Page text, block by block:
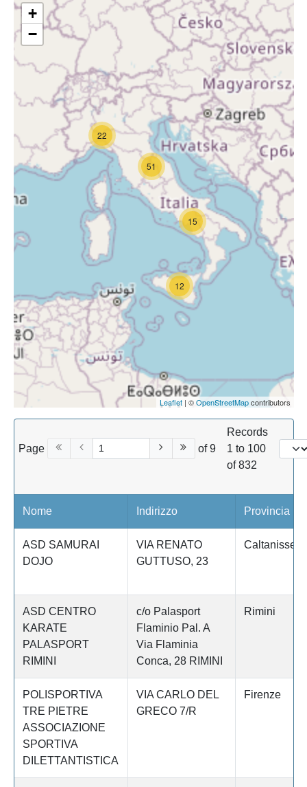
15
12
22
51
+
−
Leaflet| ©OpenStreetMapcontributors
Page of 9
Records
1 to 100
of 832
Nome Indirizzo Provincia
ASD SAMURAI
DOJO
VIA RENATO
GUTTUSO, 23
Caltanissetta
ASD CENTRO
KARATE
PALASPORT
RIMINI
c/o Palasport
Flaminio Pal. A
Via Flaminia
Conca, 28 RIMINI
Rimini
POLISPORTIVA
TRE PIETRE
ASSOCIAZIONE
SPORTIVA
DILETTANTISTICA
VIA CARLO DEL
GRECO 7/R
Firenze